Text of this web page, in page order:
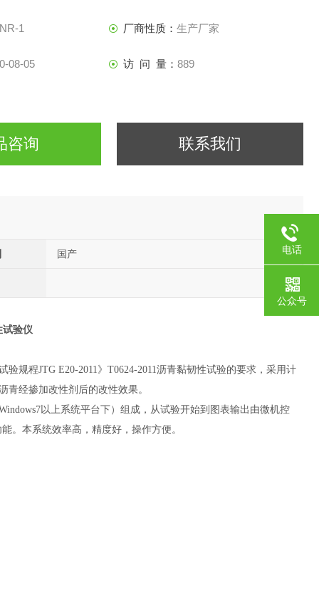
1 厂商性质： 生产厂家
08-05 访 问 量： 889
咨询 联系我们
国产
试验仪
规程JTG E20-2011》T0624-2011沥青黏韧性试验的要求，采用计
经掺加改性剂后的改性效果。
以上系统平台下）组成，从试验开始到图表输出由微机控
。本系统效率高，精度好，操作方便。
电话
公众号